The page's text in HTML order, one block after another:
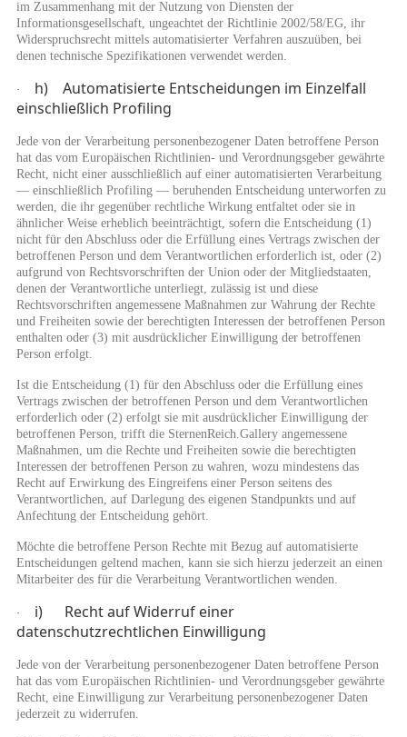
im Zusammenhang mit der Nutzung von Diensten der
Informationsgesellschaft, ungeachtet der Richtlinie 2002/58/EG, ihr
Widerspruchsrecht mittels automatisierter Verfahren auszuüben, bei
denen technische Spezifikationen verwendet werden.
·
h) Automatisierte Entscheidungen im Einzelfall
einschließlich Profiling
Jede von der Verarbeitung personenbezogener Daten betroffene Person
hat das vom Europäischen Richtlinien- und Verordnungsgeber gewährte
Recht, nicht einer ausschließlich auf einer automatisierten Verarbeitung
— einschließlich Profiling — beruhenden Entscheidung unterworfen zu
werden, die ihr gegenüber rechtliche Wirkung entfaltet oder sie in
ähnlicher Weise erheblich beeinträchtigt, sofern die Entscheidung (1)
nicht für den Abschluss oder die Erfüllung eines Vertrags zwischen der
betroffenen Person und dem Verantwortlichen erforderlich ist, oder (2)
aufgrund von Rechtsvorschriften der Union oder der Mitgliedstaaten,
denen der Verantwortliche unterliegt, zulässig ist und diese
Rechtsvorschriften angemessene Maßnahmen zur Wahrung der Rechte
und Freiheiten sowie der berechtigten Interessen der betroffenen Person
enthalten oder (3) mit ausdrücklicher Einwilligung der betroffenen
Person erfolgt.
Ist die Entscheidung (1) für den Abschluss oder die Erfüllung eines
Vertrags zwischen der betroffenen Person und dem Verantwortlichen
erforderlich oder (2) erfolgt sie mit ausdrücklicher Einwilligung der
betroffenen Person, trifft die SternenReich.Gallery angemessene
Maßnahmen, um die Rechte und Freiheiten sowie die berechtigten
Interessen der betroffenen Person zu wahren, wozu mindestens das
Recht auf Erwirkung des Eingreifens einer Person seitens des
Verantwortlichen, auf Darlegung des eigenen Standpunkts und auf
Anfechtung der Entscheidung gehört.
Möchte die betroffene Person Rechte mit Bezug auf automatisierte
Entscheidungen geltend machen, kann sie sich hierzu jederzeit an einen
Mitarbeiter des für die Verarbeitung Verantwortlichen wenden.
·
i) Recht auf Widerruf einer
datenschutzrechtlichen Einwilligung
Jede von der Verarbeitung personenbezogener Daten betroffene Person
hat das vom Europäischen Richtlinien- und Verordnungsgeber gewährte
Recht, eine Einwilligung zur Verarbeitung personenbezogener Daten
jederzeit zu widerrufen.